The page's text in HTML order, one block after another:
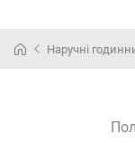
Наручні